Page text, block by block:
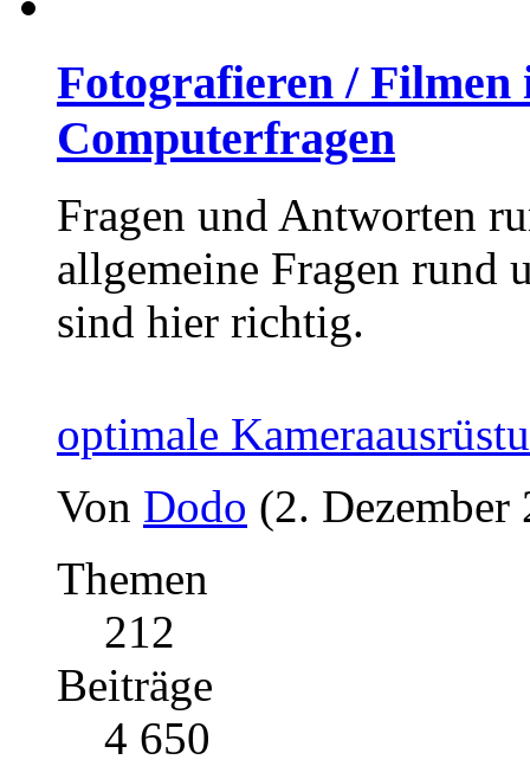
Fotografieren /
Computerfragen
Fragen und Antworten
allgemeine Fragen rund
sind hier richtig.
optimale
Von Dodo (2.
Themen
212
Beiträge
4 650